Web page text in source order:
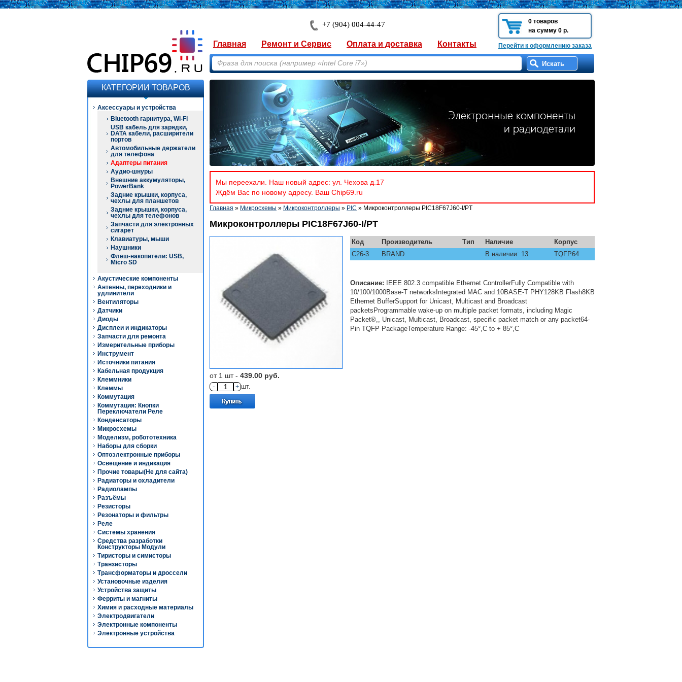
+7 (904) 004-44-47
0 товаров
на сумму 0 р.
Перейти к оформлению заказа
Главная Ремонт и Сервис Оплата и доставка Контакты
КАТЕГОРИИ ТОВАРОВ
Аксессуары и устройства
Bluetooth гарнитура, Wi-Fi
USB кабель для зарядки,
DATA кабели, расширители
портов
Автомобильные держатели
для телефона
Адаптеры питания
Аудио-шнуры
Внешние аккумуляторы,
PowerBank
Задние крышки, корпуса,
чехлы для планшетов
Задние крышки, корпуса,
чехлы для телефонов
Запчасти для электронных
сигарет
Клавиатуры, мыши
Наушники
Флеш-накопители: USB,
Micro SD
Акустические компоненты
Антенны, переходники и
удлинители
Вентиляторы
Датчики
Диоды
Дисплеи и индикаторы
Запчасти для ремонта
Измерительные приборы
Инструмент
Источники питания
Кабельная продукция
Клеммники
Клеммы
Коммутация
Коммутация: Кнопки
Переключатели Реле
Конденсаторы
Микросхемы
Моделизм, робототехника
Наборы для сборки
Оптоэлектронные приборы
Освещение и индикация
Прочие товары(Не для сайта)
Радиаторы и охладители
Радиолампы
Разъёмы
Резисторы
Резонаторы и фильтры
Реле
Системы хранения
Средства разработки
Конструкторы Модули
Тиристоры и симисторы
Транзисторы
Трансформаторы и дроссели
Установочные изделия
Устройства защиты
Ферриты и магниты
Химия и расходные материалы
Электродвигатели
Электронные компоненты
Электронные устройства
Мы переехали. Наш новый адрес: ул. Чехова д.17
Ждём Вас по новому адресу. Ваш Chip69.ru
Главная » Микросхемы » Микроконтроллеры » PIC » Микроконтроллеры PIC18F67J60-I/PT
Микроконтроллеры PIC18F67J60-I/PT
от 1 шт - 439.00 руб.
- + шт.
Код Производитель Тип Наличие
Корпус
С26-3
BRAND В наличии: 13 TQFP64
Описание: IEEE 802.3 compatible Ethernet ControllerFully Compatible with
10/100/1000Base-T networksIntegrated MAC and 10BASE-T PHY128KB Flash8KB
Ethernet BufferSupport for Unicast, Multicast and Broadcast
packetsProgrammable wake-up on multiple packet formats, including Magic
Packet®,, Unicast, Multicast, Broadcast, specific packet match or any packet64-
Pin TQFP PackageTemperature Range: -45°,C to + 85°,C